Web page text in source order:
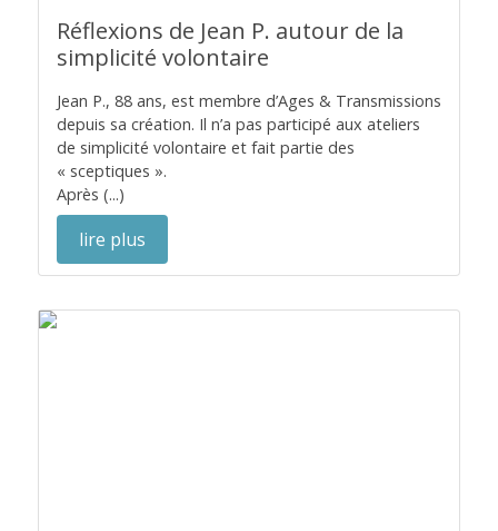
Réflexions de Jean P. autour de la
simplicité volontaire
Jean P., 88 ans, est membre d’Ages & Transmissions
depuis sa création. Il n’a pas participé aux ateliers
de simplicité volontaire et fait partie des
« sceptiques ».
Après (...)
lire plus